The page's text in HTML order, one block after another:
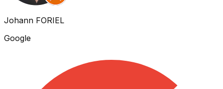
Johann FORIEL
Google